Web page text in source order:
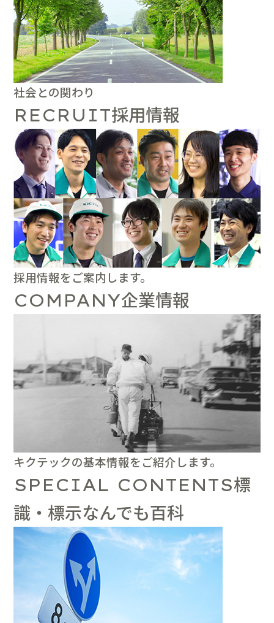
社会との関わり
RECRUIT採用情報
採用情報をご案内します。
COMPANY企業情報
キクテックの基本情報をご紹介します。
SPECIAL CONTENTS標
識・標示なんでも百科